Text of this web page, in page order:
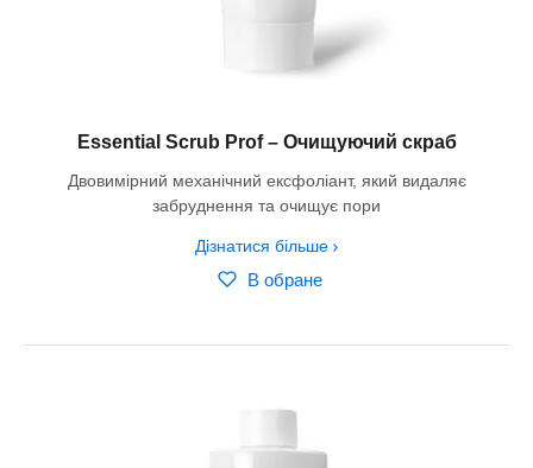
Essential Scrub Prof – Очищуючий скраб
Двовимірний механічний ексфоліант, який видаляє
забруднення та очищує пори
Дізнатися більше
В обране